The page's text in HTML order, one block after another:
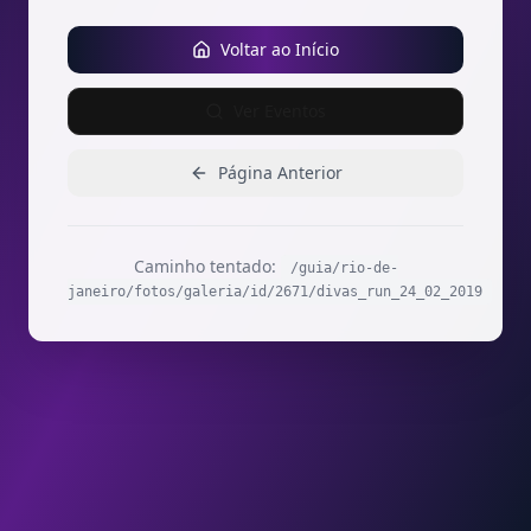
Voltar ao Início
Página Anterior
Caminho tentado:
/guia/rio-de-
janeiro/fotos/galeria/id/2671/divas_run_24_02_2019